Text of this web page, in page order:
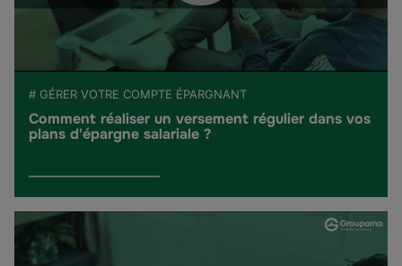
# GÉRER VOTRE COMPTE ÉPARGNANT
Comment réaliser un versement régulier dans vos
plans d'épargne salariale ?